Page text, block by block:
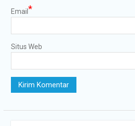
Email *
Situs Web